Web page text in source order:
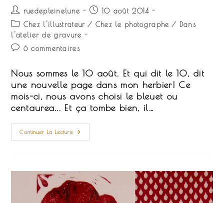
Auteur/autrice
de
la
publication :
ruedepleinelune
Publication
publiée :
10 août 2014
Post
category:
Chez l'illustrateur / Chez le photographe / Dans
l'atelier de gravure
Commentaires
la
publication :
6 commentaires
Nous sommes le 10 août. Et qui dit le 10, dit
une nouvelle page dans mon herbier! Ce
mois-ci, nous avons choisi le bleuet ou
centaurea... Et ça tombe bien, il…
Continuer La LectureLe
Bleuet